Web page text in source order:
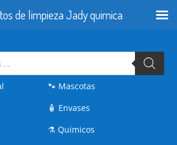
🐾 Mascotas
🧴 Envases
⚗️Quimicos
de limpieza Jady quimica